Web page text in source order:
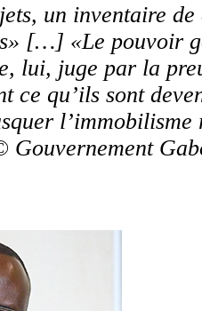
un inventaire
[…] «Le pouvoir
lui, juge par la
ce qu’ils sont